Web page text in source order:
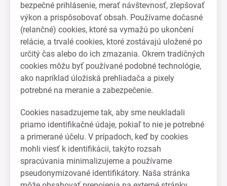
bezpečné prihlásenie, merať návštevnosť, zlepšovať
výkon a prispôsobovať obsah. Používame dočasné
(relančné) cookies, ktoré sa vymažú po ukončení
relácie, a trvalé cookies, ktoré zostávajú uložené po
určitý čas alebo do ich zmazania. Okrem tradičných
cookies môžu byť používané podobné technológie,
ako napríklad úložiská prehliadača a pixely
potrebné na meranie a zabezpečenie.
Cookies nasadzujeme tak, aby sme neukladali
priamo identifikačné údaje, pokiaľ to nie je potrebné
a primerané účelu. V prípadoch, keď by cookies
mohli viesť k identifikácii, takýto rozsah
spracúvania minimalizujeme a používame
pseudonymizované identifikátory. Naša stránka